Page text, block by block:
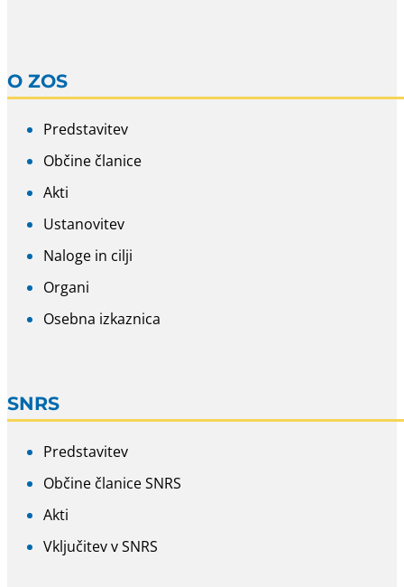
O ZOS
Predstavitev
Občine članice
Akti
Ustanovitev
Naloge in cilji
Organi
Osebna izkaznica
SNRS
Predstavitev
Občine članice SNRS
Akti
Vključitev v SNRS